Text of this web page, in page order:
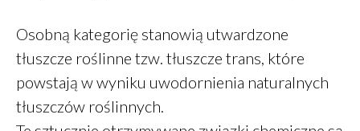
Osobną kategorię stanowią utwardzone
tłuszcze roślinne tzw. tłuszcze trans, które
powstają w wyniku uwodornienia naturalnych
tłuszczów roślinnych.